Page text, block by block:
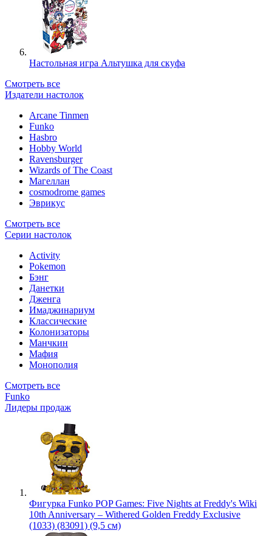
Настольная игра Альтушка для скуфа
Смотреть все
Издатели настолок
Arcane Tinmen
Funko
Hasbro
Hobby World
Ravensburger
Wizards of The Coast
Магеллан
сosmodrome games
Эврикус
Смотреть все
Серии настолок
Activity
Pokemon
Бэнг
Данетки
Дженга
Имаджинариум
Классические
Колонизаторы
Манчкин
Мафия
Монополия
Смотреть все
Funko
Лидеры продаж
Фигурка Funko POP Games: Five Nights at Freddy's Wiki
10th Anniversary – Withered Golden Freddy Exclusive
(1033) (83091) (9,5 см)